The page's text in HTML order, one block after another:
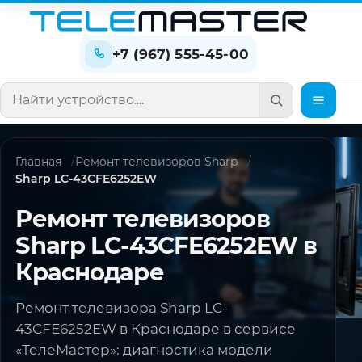
+7 (967) 555-45-00
Поиск по сайту
Главная
Ремонт телевизоров Sharp
Sharp LC-43CFE6252EW
Ремонт телевизоров
Sharp LC-43CFE6252EW в
Краснодаре
Ремонт телевизора Sharp LC-
43CFE6252EW в Краснодаре в сервисе
«ТелеМастер»: диагностика модели